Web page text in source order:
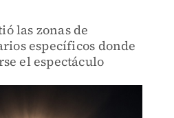
las zonas de
específicos donde
el espectáculo